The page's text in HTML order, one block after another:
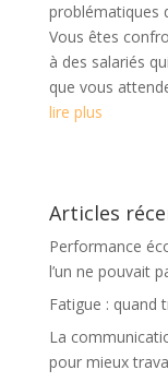
problématiques
Vous êtes
à des salariés
que vous
lire plus
Articles
Performance
l’un ne pouvait
Fatigue : quand
La
pour mieux